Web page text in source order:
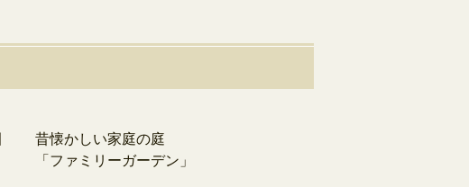
昔懐かしい家庭の庭
「ファミリーガーデン」